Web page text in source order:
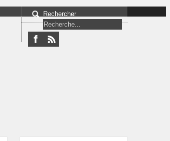
Rechercher